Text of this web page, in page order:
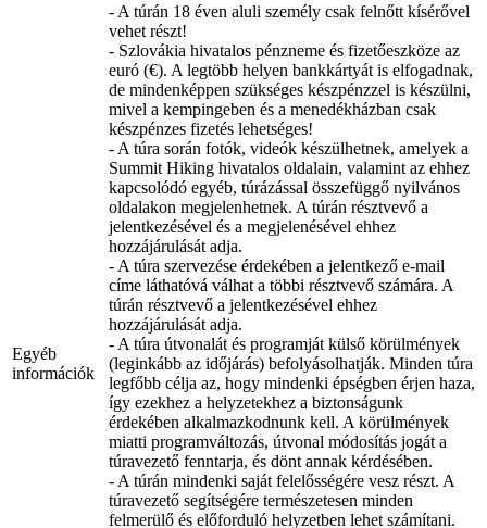
Egyéb
információk
- A túrán 18 éven aluli személy csak felnőtt kísérővel
vehet részt!
- Szlovákia hivatalos pénzneme és fizetőeszköze az
euró (€). A legtöbb helyen bankkártyát is elfogadnak,
de mindenképpen szükséges készpénzzel is készülni,
mivel a kempingeben és a menedékházban csak
készpénzes fizetés lehetséges!
- A túra során fotók, videók készülhetnek, amelyek a
Summit Hiking hivatalos oldalain, valamint az ehhez
kapcsolódó egyéb, túrázással összefüggő nyilvános
oldalakon megjelenhetnek. A túrán résztvevő a
jelentkezésével és a megjelenésével ehhez
hozzájárulását adja.
- A túra szervezése érdekében a jelentkező e-mail
címe láthatóvá válhat a többi résztvevő számára. A
túrán résztvevő a jelentkezésével ehhez
hozzájárulását adja.
- A túra útvonalát és programját külső körülmények
(leginkább az időjárás) befolyásolhatják. Minden túra
legfőbb célja az, hogy mindenki épségben érjen haza,
így ezekhez a helyzetekhez a biztonságunk
érdekében alkalmazkodnunk kell. A körülmények
miatti programváltozás, útvonal módosítás jogát a
túravezető fenntarja, és dönt annak kérdésében.
- A túrán mindenki saját felelősségére vesz részt. A
túravezető segítségére természetesen minden
felmerülő és előforduló helyzetben lehet számítani.